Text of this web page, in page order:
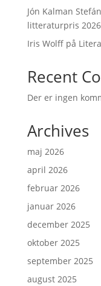
Jón Kalman
litteraturpris 2026
Iris Wolff på
Recent
Der er ingen
Archives
maj 2026
april 2026
februar 2026
januar 2026
december 2025
oktober 2025
september 2025
august 2025